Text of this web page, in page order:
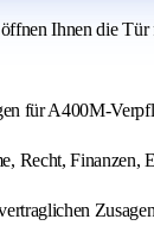
Ihnen die
für A400M-
Recht, Finanzen,